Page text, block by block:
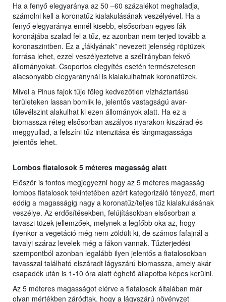
Ha a fenyő elegyaránya az 50 –60 százalékot meghaladja,
számolni kell a koronatűz kialakulásának veszélyével. Ha a
fenyő elegyaránya ennél kisebb, elsősorban egyes fák
koronájába szalad fel a tűz, ez azonban nem terjed tovább a
koronaszintben. Ez a „fáklyának” nevezett jelenség röptüzek
forrása lehet, ezzel veszélyeztetve a szélirányban fekvő
állományokat. Csoportos elegyítés esetén természetesen
alacsonyabb elegyaránynál is kialakulhatnak koronatüzek.
Mivel a Pinus fajok tűje főleg kedvezőtlen vízháztartású
területeken lassan bomlik le, jelentős vastagságú avar-
tűlevélszint alakulhat ki ezen állományok alatt. Ha ez a
biomassza réteg elsősorban aszályos nyarakon kiszárad és
meggyullad, a felszíni tűz intenzitása és lángmagassága
jelentős lehet.
Lombos fiatalosok 5 méteres magasság alatt
Először is fontos megjegyezni hogy az 5 méteres magasság
lombos fiatalosok tekintetében azért kategorizáló tényező, mert
eddig a magasságig nagy a koronatűz/teljes tűz kialakulásának
veszélye. Az erdősítésekben, felújításokban elsősorban a
tavaszi tüzek jellemzőek, melynek a legfőbb oka az, hogy
ilyenkor a vegetáció még nem zöldült ki, de számos fafajnál a
tavalyi száraz levelek még a fákon vannak. Tűzterjedési
szempontból azonban legalább ilyen jelentős a fiatalosokban
tavasszal található elszáradt lágyszárú biomassza, amely akár
csapadék után is 1-10 óra alatt éghető állapotba képes kerülni.
Az 5 méteres magasságot elérve a fiatalosok általában már
olyan mértékben záródtak, hogy a lágyszárú növényzet